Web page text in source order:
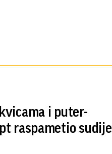
i puter-
raspametio sudije